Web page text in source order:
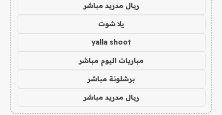
ريال مدريد مباشر
يلا شوت
yalla shoot
مباريات اليوم مباشر
برشلونة مباشر
ريال مدريد مباشر